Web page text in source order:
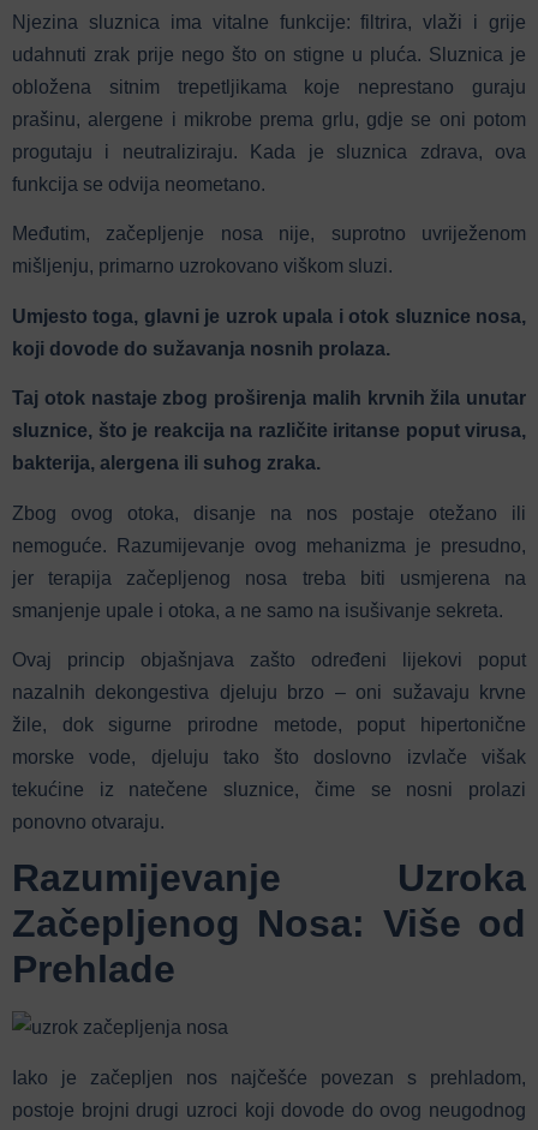
Njezina sluznica ima vitalne funkcije: filtrira, vlaži i grije
udahnuti zrak prije nego što on stigne u pluća. Sluznica je
obložena sitnim trepetljikama koje neprestano guraju
prašinu, alergene i mikrobe prema grlu, gdje se oni potom
progutaju i neutraliziraju.
Kada je sluznica zdrava, ova
funkcija se odvija neometano.
Međutim, začepljenje nosa nije, suprotno uvriježenom
mišljenju, primarno uzrokovano viškom sluzi.
Umjesto toga, glavni je uzrok upala i otok sluznice nosa,
koji dovode do sužavanja nosnih prolaza.
Taj otok nastaje zbog proširenja malih krvnih žila unutar
sluznice, što je reakcija na različite iritanse poput virusa,
bakterija, alergena ili suhog zraka.
Zbog ovog otoka, disanje na nos postaje otežano ili
nemoguće. Razumijevanje ovog mehanizma je presudno,
jer terapija začepljenog nosa treba biti usmjerena na
smanjenje upale i otoka, a ne samo na isušivanje sekreta.
Ovaj princip objašnjava zašto određeni lijekovi poput
nazalnih dekongestiva djeluju brzo – oni sužavaju krvne
žile, dok sigurne prirodne metode, poput hipertonične
morske vode, djeluju tako što doslovno izvlače višak
tekućine iz natečene sluznice, čime se nosni prolazi
ponovno otvaraju.
Razumijevanje Uzroka
Začepljenog Nosa: Više od
Prehlade
Iako je začepljen nos najčešće povezan s prehladom,
postoje brojni drugi uzroci koji dovode do ovog neugodnog